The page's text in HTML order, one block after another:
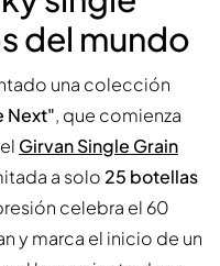
del mundo
una colección
Next", que comienza
Girvan Single Grain
a solo 25 botellas
celebra el 60
y marca el inicio de un